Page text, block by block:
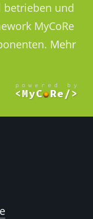
betrieben und
MyCoRe
Mehr